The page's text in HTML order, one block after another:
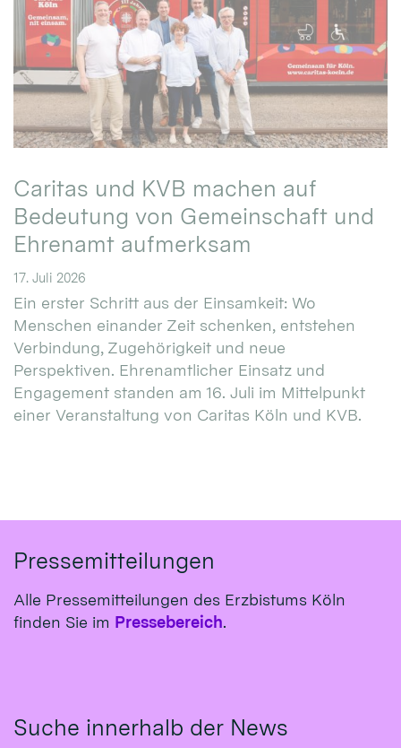
Caritas und KVB machen auf
Bedeutung von Gemeinschaft und
Ehrenamt aufmerksam
17. Juli 2026
Ein erster Schritt aus der Einsamkeit: Wo
Menschen einander Zeit schenken, entstehen
Verbindung, Zugehörigkeit und neue
Perspektiven. Ehrenamtlicher Einsatz und
Engagement standen am 16. Juli im Mittelpunkt
einer Veranstaltung von Caritas Köln und KVB.
Pressemitteilungen
Alle Pressemitteilungen des Erzbistums Köln
finden Sie im Pressebereich.
Suche innerhalb der News